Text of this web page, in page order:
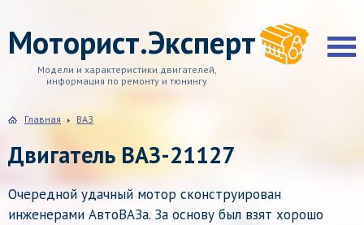
Моторист.Эксперт
Модели и характеристики двигателей,
информация по ремонту и тюнингу
Главная ВАЗ
Двигатель ВАЗ-21127
Очередной удачный мотор сконструирован
инженерами АвтоВАЗа. За основу был взят хорошо